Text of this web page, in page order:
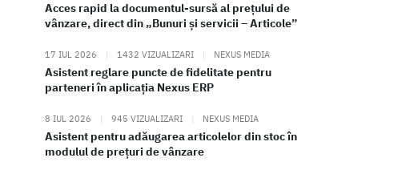
Acces rapid la documentul-sursă al prețului de
vânzare, direct din „Bunuri și servicii – Articole”
17 IUL 2026 | 1432 VIZUALIZARI | NEXUS MEDIA
Asistent reglare puncte de fidelitate pentru
parteneri în aplicația Nexus ERP
8 IUL 2026 | 945 VIZUALIZARI | NEXUS MEDIA
Asistent pentru adăugarea articolelor din stoc în
modulul de prețuri de vânzare